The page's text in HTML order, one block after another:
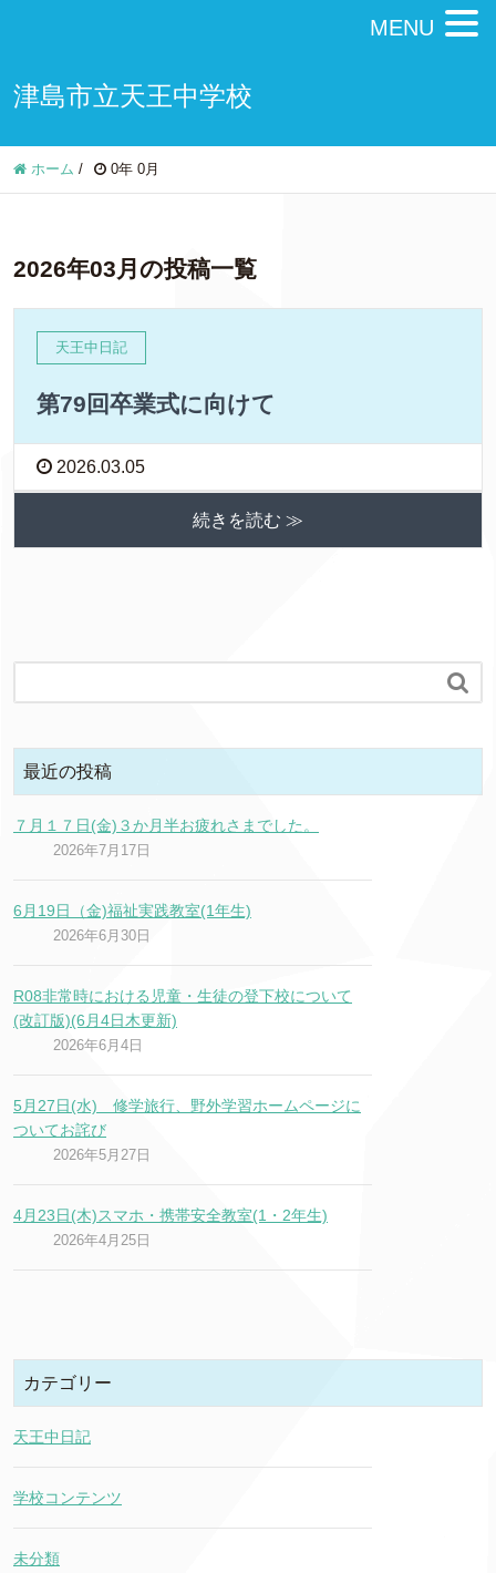
津島市立天王中学校
ホーム / 0年 0月
2026年03月の投稿一覧
天王中日記
第79回卒業式に向けて
2026.03.05
続きを読む ≫

最近の投稿
７月１７日(金)３か月半お疲れさまでした。
2026年7月17日
6月19日（金)福祉実践教室(1年生)
2026年6月30日
R08非常時における児童・生徒の登下校について
(改訂版)(6月4日木更新)
2026年6月4日
5月27日(水) 修学旅行、野外学習ホームページに
ついてお詫び
2026年5月27日
4月23日(木)スマホ・携帯安全教室(1・2年生)
2026年4月25日
カテゴリー
天王中日記
学校コンテンツ
未分類
MENU